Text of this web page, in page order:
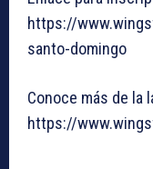
https://
santo-domingo
Conoce más de la
https://